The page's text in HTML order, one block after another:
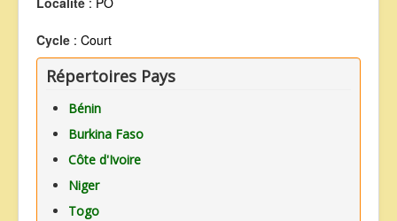
Cycle : Court
Répertoires Pays
Bénin
Burkina Faso
Côte d'Ivoire
Niger
Togo